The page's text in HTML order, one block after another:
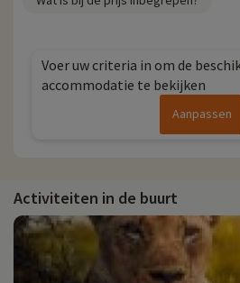
Voer uw criteria in om de
accommodatie te bekijken
Aanpassen
Activiteiten in de buurt